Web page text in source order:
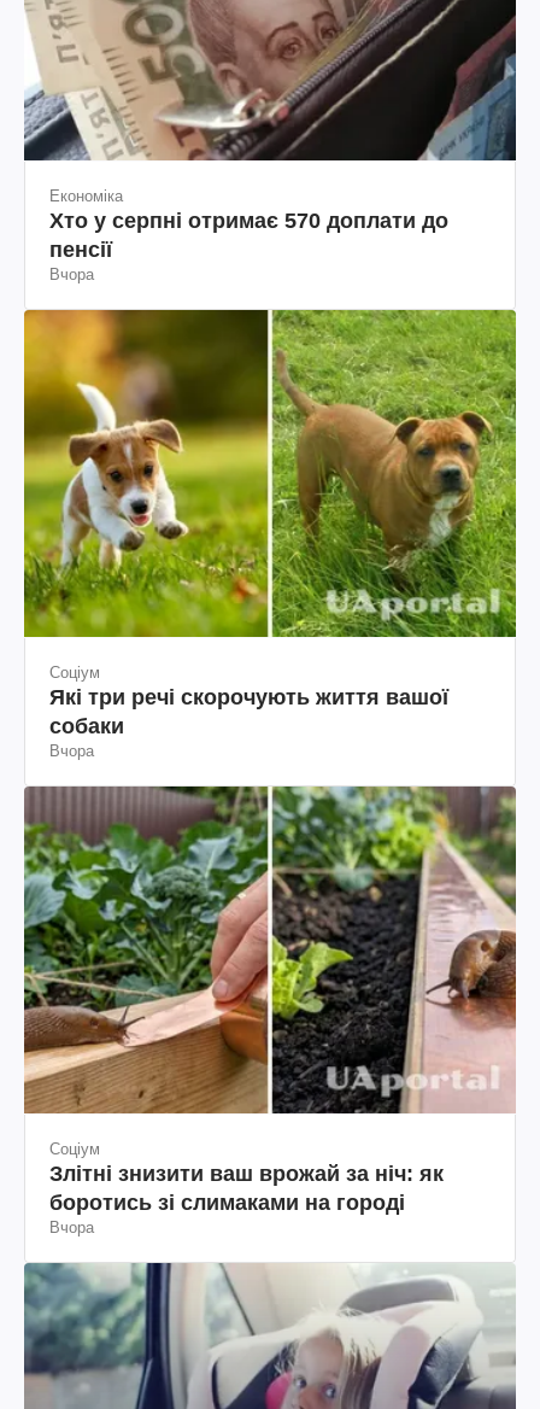
Економіка
Хто у серпні отримає 570 доплати до
пенсії
Вчора
Соціум
Які три речі скорочують життя вашої
собаки
Вчора
Соціум
Злітні знизити ваш врожай за ніч: як
боротись зі слимаками на городі
Вчора